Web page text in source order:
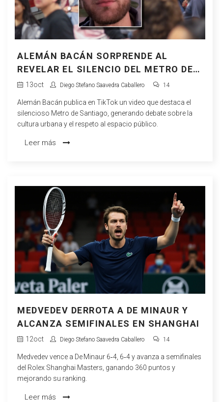
ALEMÁN BACÁN SORPRENDE AL
REVELAR EL SILENCIO DEL METRO DE
SANTIAGO
13oct Diego Stefano Saavedra Caballero 14
Alemán Bacán publica en TikTok un video que destaca el
silencioso Metro de Santiago, generando debate sobre la
cultura urbana y el respeto al espacio público.
Leer más
MEDVEDEV DERROTA A DE MINAUR Y
ALCANZA SEMIFINALES EN SHANGHAI
12oct Diego Stefano Saavedra Caballero 14
Medvedev vence a De Minaur 6‑4, 6‑4 y avanza a semifinales
del Rolex Shanghai Masters, ganando 360 puntos y
mejorando su ranking.
Leer más